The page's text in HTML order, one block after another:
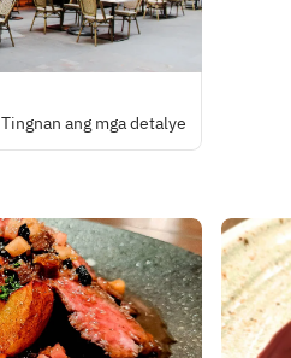
Tingnan ang mga detalye